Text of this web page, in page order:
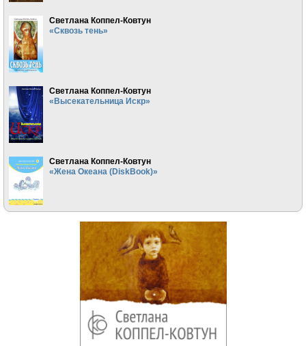
Светлана Коппел-Ковтун
«Сквозь тень»
Светлана Коппел-Ковтун
«Высекательница Искр»
Светлана Коппел-Ковтун
«Жена Океана (DiskBook)»